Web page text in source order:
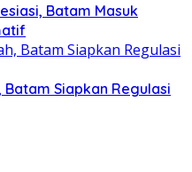
Batam Masuk
Siapkan Regulasi